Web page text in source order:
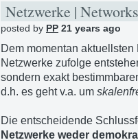
Netzwerke |
posted by PP 21 years ago
Dem momentan
Netzwerke zufolge
sondern exakt
d.h. es geht v.a. um
Die entscheidende
Netzwerke weder